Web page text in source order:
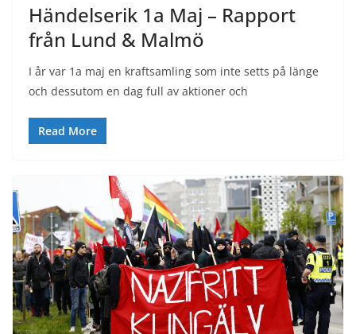
Händelserik 1a Maj – Rapport
från Lund & Malmö
I år var 1a maj en kraftsamling som inte setts på länge
och dessutom en dag full av aktioner och
Read More